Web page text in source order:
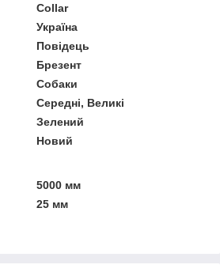
Collar
Україна
Повідець
Брезент
Собаки
Середні, Великі
Зелений
Новий
5000 мм
25 мм